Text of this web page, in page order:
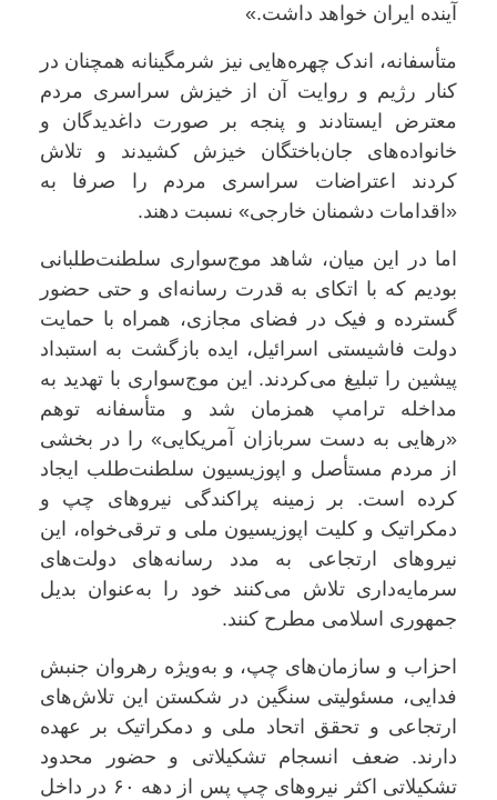
آینده ایران خواهد داشت.»
متأسفانه، اندک چهره‌هایی نیز شرمگینانه همچنان در
کنار رژیم و روایت آن‌ از خیزش سراسری مردم
معترض ایستادند و پنجه بر صورت داغدیدگان و
خانواده‌های جان‌باختگان خیزش کشیدند و تلاش
کردند اعتراضات سراسری مردم را صرفا به
«اقدامات دشمنان خارجی» نسبت دهند.
اما در این میان، شاهد موج‌سواری سلطنت‌طلبانی
بودیم که با اتکای به قدرت رسانه‌ای و حتی حضور
گسترده و فیک در فضای مجازی، همراه با حمایت
دولت فاشیستی اسرائیل، ایده بازگشت به استبداد
پیشین را تبلیغ می‌کردند. این موج‌سواری با تهدید به
مداخله ترامپ همزمان شد و متأسفانه توهم
«رهایی به دست سربازان آمریکایی» را در بخشی
از مردم مستأصل و اپوزیسیون سلطنت‌طلب ایجاد
کرده است. بر زمینه پراکندگی نیروهای چپ و
دمکراتیک و کلیت اپوزیسیون ملی و ترقی‌خواه، این
نیروهای ارتجاعی به مدد رسانه‌های دولت‌های
سرمایه‌داری تلاش می‌کنند خود را به‌عنوان بدیل
جمهوری اسلامی مطرح کنند.
احزاب و سازمان‌های چپ، و به‌ویژه رهروان جنبش
فدایی، مسئولیتی سنگین در شکستن این تلاش‌های
ارتجاعی و تحقق اتحاد ملی و دمکراتیک بر عهده
دارند. ضعف انسجام تشکیلاتی و حضور محدود
تشکیلاتی اکثر نیروهای چپ پس از دهه ۶۰ در داخل